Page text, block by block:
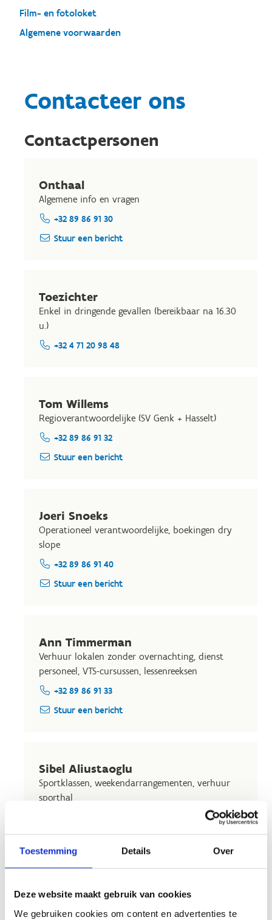
Toestemming Details Over
Deze website maakt gebruik van cookies
We gebruiken cookies om content en advertenties te
Film- en fotoloket
Algemene voorwaarden
Contacteer ons
Contactpersonen
Onthaal
Algemene info en vragen
+32 89 86 91 30
Stuur een bericht
Toezichter
Enkel in dringende gevallen (bereikbaar na 16.30
u.)
+32 4 71 20 98 48
Tom Willems
Regioverantwoordelijke (SV Genk + Hasselt)
+32 89 86 91 32
Stuur een bericht
Joeri Snoeks
Operationeel verantwoordelijke, boekingen dry
slope
+32 89 86 91 40
Stuur een bericht
Ann Timmerman
Verhuur lokalen zonder overnachting, dienst
personeel, VTS-cursussen, lessenreeksen
+32 89 86 91 33
Stuur een bericht
Sibel Aliustaoglu
Sportklassen, weekendarrangementen, verhuur
sporthal
Stuur een bericht
Gilles Lamberigts
Sporttechnisch coördinator